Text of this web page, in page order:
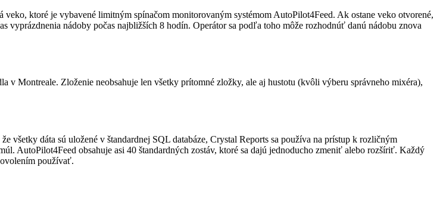
veko, ktoré je vybavené limitným spínačom monitorovaným systémom AutoPilot4Feed. Ak ostane veko otvorené,
vyprázdnenia nádoby počas najbližších 8 hodín. Operátor sa podľa toho môže rozhodnúť danú nádobu znova
Montreale. Zloženie neobsahuje len všetky prítomné zložky, ale aj hustotu (kvôli výberu správneho mixéra),
dáta sú uložené v štandardnej SQL databáze, Crystal Reports sa používa na prístup k rozličným
AutoPilot4Feed obsahuje asi 40 štandardných zostáv, ktoré sa dajú jednoducho zmeniť alebo rozšíriť. Každý
používať.